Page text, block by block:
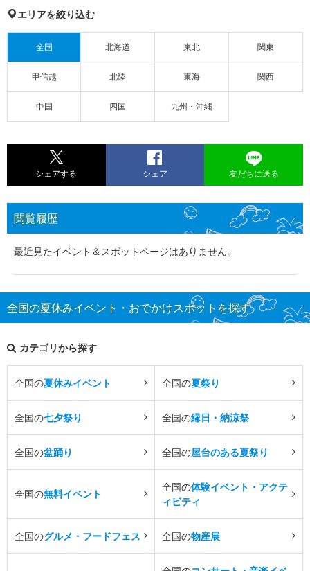
エリアを絞り込む
全国 北海道 東北 関東
甲信越 北陸 東海 関西
中国 四国 九州・沖縄
シェアする シェア 友だちに送る
閲覧履歴
最近見たイベント＆スポットページはありません。
全国の夏休みイベント・おでかけスポットを探す
カテゴリから探す
全国の夏休みイベント 全国の夏祭り
全国の七夕祭り 全国の縁日・納涼祭
全国の盆踊り 全国の屋台のある夏祭り
全国の無料イベント
全国の体験イベント・アクテ
ィビティ
全国のグルメ・フードフェス 全国の物産展